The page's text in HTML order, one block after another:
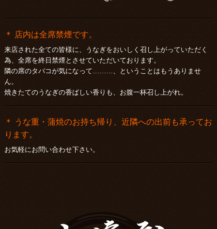
＊ 店内は全席禁煙です。
来店された全ての皆様に、うなぎをおいしく召し上がっていただく
為、全席を終日禁煙とさせていただいております。
隣の席のタバコが気になって………、ということはもうありませ
ん。
焼きたてのうなぎの香ばしい香りも、お腹一杯召し上がれ。
＊ うな重・蒲焼のお持ち帰り、近隣への出前も承ってお
ります。
お気軽にお問い合わせ下さい。